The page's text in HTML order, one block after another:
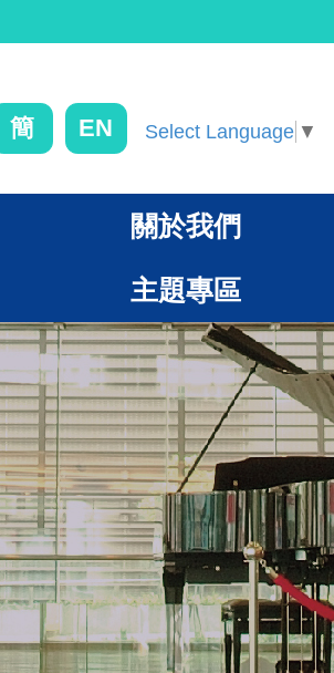
簡 EN Select Language ▼
關於我們
主題專區